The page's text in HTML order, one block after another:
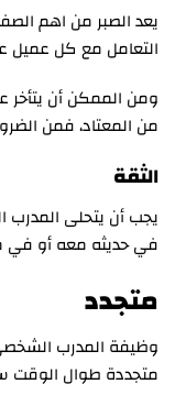
يعد الصبر من اهم
التعامل مع كل عميل
ومن الممكن أن يتأخر
من المعتاد، فمن
الثقة
يجب أن يتحلى المدرب
في حديثه معه أو في
متجدد
وظيفة المدرب
متجددة طوال الوقت